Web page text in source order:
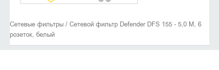
Сетевые фильтры / Сетевой фильтр Defender DFS 155 - 5,0 М, 6
розеток, белый